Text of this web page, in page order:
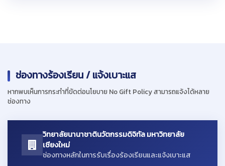
ช่องทางร้องเรียน / แจ้งเบาะแส
หากพบเห็นการกระทำที่ขัดต่อนโยบาย No Gift Policy สามารถแจ้งได้หลาย
ช่องทาง
วิทยาลัยนานาชาตินวัตกรรมดิจิทัล มหาวิทยาลัย
เชียงใหม่
ช่องทางหลักในการรับเรื่องร้องเรียนและแจ้งเบาะแส